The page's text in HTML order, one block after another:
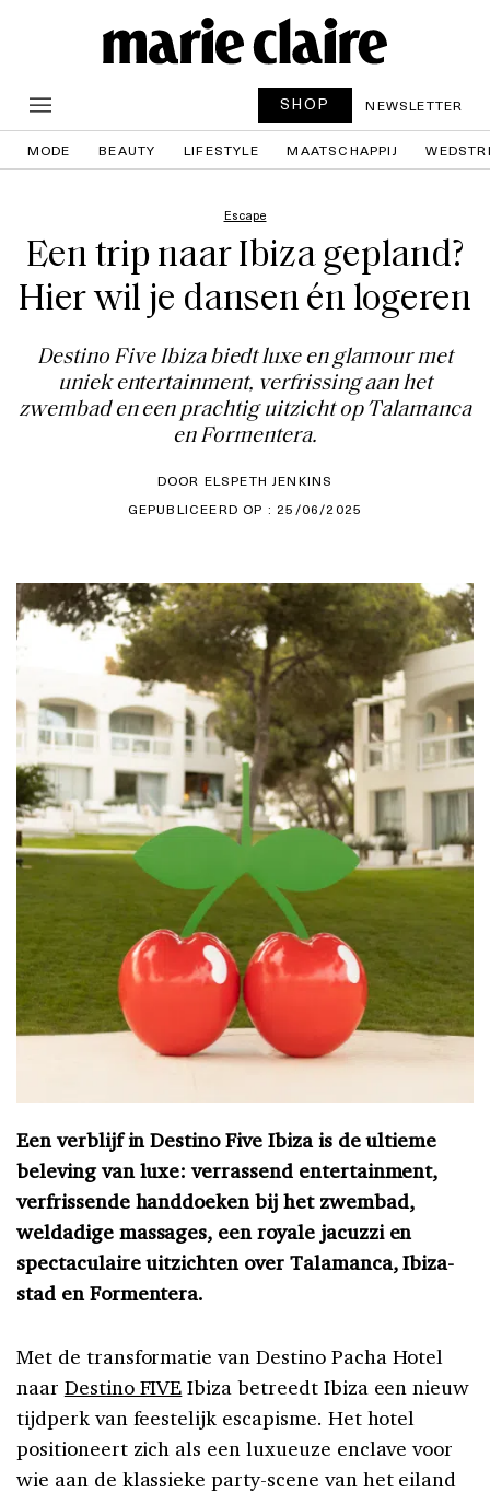
SHOP NEWSLETTER
MODE BEAUTY LIFESTYLE MAATSCHAPPIJ
Escape
Een trip naar Ibiza gepland?
Hier wil je dansen én logeren
Destino Five Ibiza biedt luxe en glamour met
uniek entertainment, verfrissing aan het
zwembad en een prachtig uitzicht op Talamanca
en Formentera.
DOOR ELSPETH JENKINS
GEPUBLICEERD OP : 25/06/2025
Een verblijf in Destino Five Ibiza is de ultieme
beleving van luxe: verrassend entertainment,
verfrissende handdoeken bij het zwembad,
weldadige massages, een royale jacuzzi en
spectaculaire uitzichten over Talamanca, Ibiza-
stad en Formentera.
Met de transformatie van Destino Pacha Hotel
naar Destino FIVE Ibiza betreedt Ibiza een nieuw
tijdperk van feestelijk escapisme. Het hotel
positioneert zich als een luxueuze enclave voor
wie aan de klassieke party-scene van het eiland